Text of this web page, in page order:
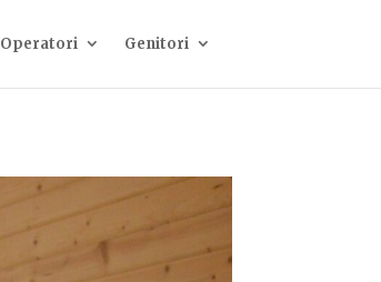
Operatori Genitori